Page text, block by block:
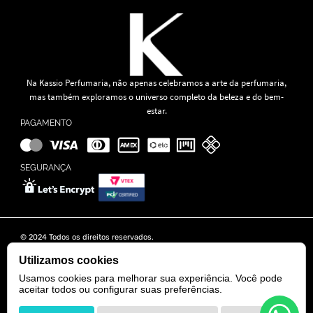
Na Kassio Perfumaria, não apenas celebramos a arte da perfumaria,
mas também exploramos o universo completo da beleza e do bem-
estar.
PAGAMENTO
SEGURANÇA
© 2024 Todos os direitos reservados.
Rua Tapajós n° 481- Edifício B&B Business - 7° Andar - Vila Brasília -
POWERED BY DEVELOPED BY
Utilizamos cookies
Usamos cookies para melhorar sua experiência. Você pode
aceitar todos ou configurar suas preferências.